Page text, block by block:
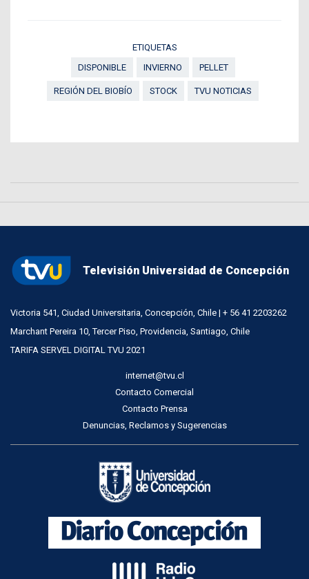
ETIQUETAS
DISPONIBLE
INVIERNO PELLET
REGIÓN DEL BIOBÍO STOCK TVU NOTICIAS
Televisión Universidad de Concepción
Victoria 541, Ciudad Universitaria, Concepción, Chile | + 56 41 2203262
Marchant Pereira 10, Tercer Piso, Providencia, Santiago, Chile
TARIFA SERVEL DIGITAL TVU 2021
internet@tvu.cl
Contacto Comercial
Contacto Prensa
Denuncias, Reclamos y Sugerencias